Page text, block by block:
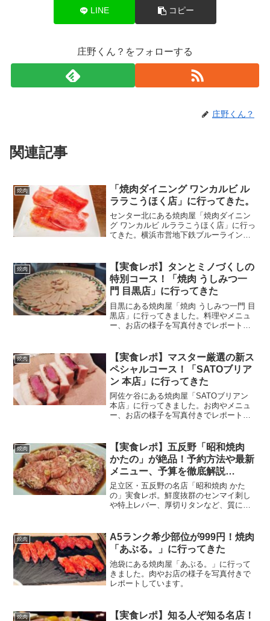
LINE コピー
庄野くん？をフォローする
庄野くん？
関連記事
焼肉
「焼肉ダイニング ワンカルビ ル
ララこうほく店」に行ってきた。
センター北にある焼肉屋「焼肉ダイニン
グ ワンカルビ ルララこうほく店」に行っ
てきた。横浜市営地下鉄ブルーライン・
こうほく」の1階にお店は入っている。同
ラインのセンター...
焼肉
【実食レポ】タンとミノづくしの
特別コース！「焼肉 うしみつ一
門 目黒店」に行ってきた
目黒にある焼肉屋「焼肉 うしみつ一門 目
黒店」に行ってきました。料理やメニュ
ー、お店の様子を写真付きでレポートし
焼肉
【実食レポ】マスター厳選の新ス
ペシャルコース！「SATOブリア
ン 本店」に行ってきた
阿佐ケ谷にある焼肉屋「SATOブリアン
本店」に行ってきました。お肉やメニュ
ー、お店の様子を写真付きでレポートし
焼肉
【実食レポ】五反野「昭和焼肉
かたの」が絶品！予約方法や最新
メニュー、予算を徹底解説
（2026年版）
足立区・五反野の名店「昭和焼肉 かた
の」実食レポ。鮮度抜群のセンマイ刺し
や特上レバー、厚切りタンなど、質にこ
の予約方法（インスタ・電話）や営業時
間、予算を徹底解説。
焼肉
A5ランク希少部位が999円！焼肉
「あぶる。」に行ってきた
池袋にある焼肉屋「あぶる。」に行って
きました。肉やお店の様子を写真付きで
レポートしています。
焼肉
【実食レポ】知る人ぞ知る名店！